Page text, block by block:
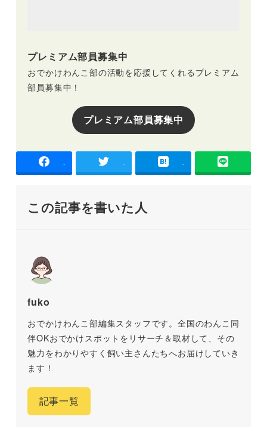
プレミアム部員募集中
おでかけわんこ部の活動を応援してくれるプレミアム
部員募集中！
プレミアム部員募集中
- - -
この記事を書いた人
fuko
おでかけわんこ部編集スタッフです。全国のわんこ同
伴OKおでかけスポットをリサーチ＆取材して、その
魅力をわかりやすく飼い主さんたちへお届けしていき
ます！
記事一覧